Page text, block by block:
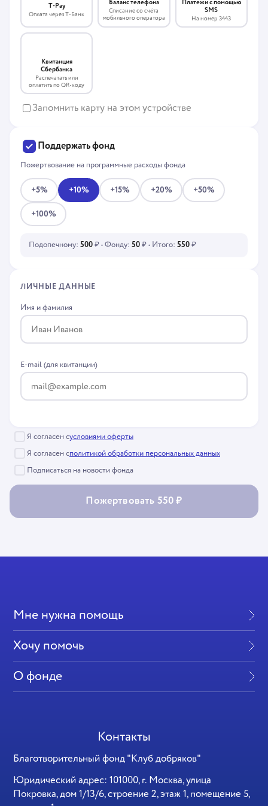
T-Pay
Оплата через Т-Банк
Баланс телефона
Списание со счёта
мобильного оператора
Платежи с помощью
SMS
На номер 3443
Квитанция
Сбербанка
Распечатать или
оплатить по QR-коду
Запомнить карту на этом устройстве
Поддержать фонд
Пожертвование на программные расходы фонда
+5% +10% +15% +20% +50%
+100%
Подопечному: 500 ₽ • Фонду: 50 ₽ • Итого: 550 ₽
ЛИЧНЫЕ ДАННЫЕ
Имя и фамилия
E-mail (для квитанции)
Я согласен сусловиями оферты
Я согласен сполитикой обработки персональных данных
Подписаться на новости фонда
Пожертвовать 550 ₽
Мне нужна помощь
Хочу помочь
О фонде
Контакты
Благотворительный фонд "Клуб добряков"
Юридический адрес: 101000, г. Москва, улица
Покровка, дом 1/13/6, строение 2, этаж 1, помещение 5,